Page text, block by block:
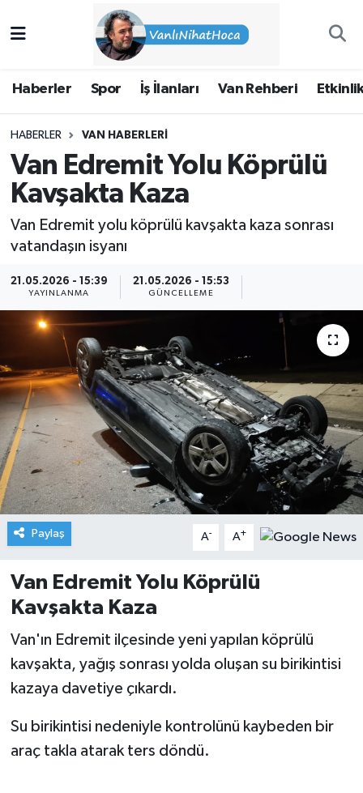
Haberler Spor İş İlanları Van Rehberi
HABERLER VAN HABERLERI
Van Edremit Yolu Köprülü
Kavşakta Kaza
Van Edremit yolu köprülü kavşakta kaza sonrası
vatandaşın isyanı
21.05.2026 - 15:39
YAYINLANMA
21.05.2026 - 15:53
GÜNCELLEME
Paylaş A- A+
Van Edremit Yolu Köprülü
Kavşakta Kaza
Van'ın Edremit ilçesinde yeni yapılan köprülü
kavşakta, yağış sonrası yolda oluşan su birikintisi
kazaya davetiye çıkardı.
Su birikintisi nedeniyle kontrolünü kaybeden bir
araç takla atarak ters döndü.
Van Rehberi
Etkinlikler
Hakkımda
İpekyolu Nöbetçi Eczaneler
Süper Lig Puan Durumu ve Fikstür
Tüm Manşetler
Haber Arşivi